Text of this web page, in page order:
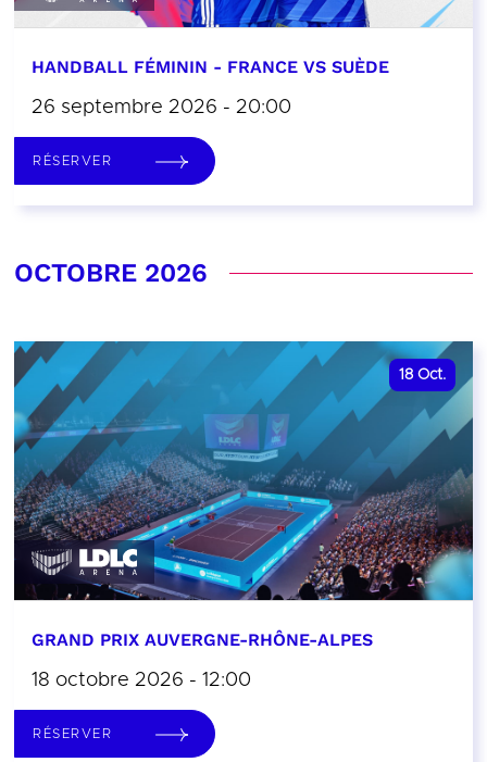
HANDBALL FÉMININ - FRANCE VS SUÈDE
26 septembre 2026 - 20:00
RÉSERVER
OCTOBRE 2026
18 Oct.
GRAND PRIX AUVERGNE-RHÔNE-ALPES
18 octobre 2026 - 12:00
RÉSERVER